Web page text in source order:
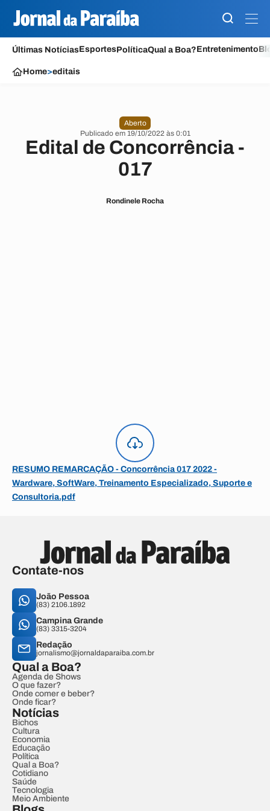
Últimas NotíciasEsportesPolíticaQual a Boa?Entretenimento
Home>editais
Aberto
Publicado em 19/10/2022 às 0:01
Edital de Concorrência -
017
Rondinele Rocha
RESUMO REMARCAÇÃO - Concorrência 017 2022 -
Wardware, SoftWare, Treinamento Especializado, Suporte e
Consultoria.pdf
Contate-nos
João Pessoa
(83) 2106.1892
Campina Grande
(83) 3315-3204
Redação
jornalismo@jornaldaparaiba.com.br
Qual a Boa?
Agenda de Shows
O que fazer?
Onde comer e beber?
Onde ficar?
Notícias
Bichos
Cultura
Economia
Educação
Política
Qual a Boa?
Cotidiano
Saúde
Tecnologia
Meio Ambiente